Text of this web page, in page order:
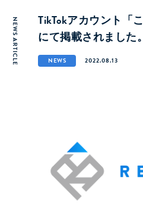
NEWS ARTICLE
TikTokアカウント「
にて掲載されました。
NEWS 2022.08.13